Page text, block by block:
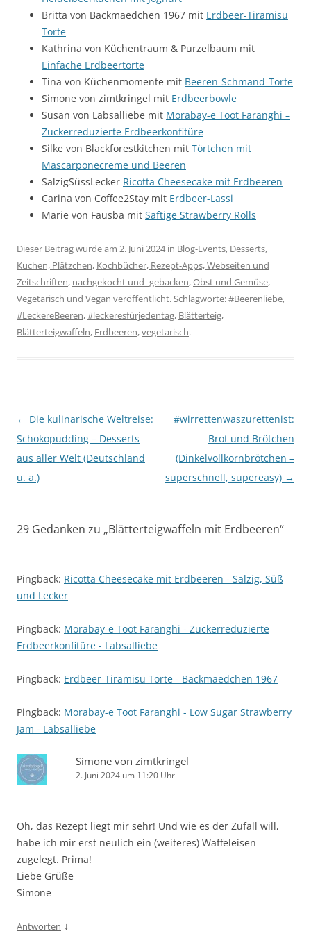
Britta von Backmaedchen 1967 mit Erdbeer-Tiramisu
Torte
Kathrina von Küchentraum & Purzelbaum mit
Einfache Erdbeertorte
Tina von Küchenmomente mit Beeren-Schmand-Torte
Simone von zimtkringel mit Erdbeerbowle
Susan von Labsalliebe mit Morabay-e Toot Faranghi –
Zuckerreduzierte Erdbeerkonfitüre
Silke von Blackforestkitchen mit Törtchen mit
Mascarponecreme und Beeren
SalzigSüssLecker Ricotta Cheesecake mit Erdbeeren
Carina von Coffee2Stay mit Erdbeer-Lassi
Marie von Fausba mit Saftige Strawberry Rolls
Dieser Beitrag wurde am 2. Juni 2024in Blog-Events, Desserts,
Kuchen, Plätzchen, Kochbücher, Rezept-Apps, Webseiten und
Zeitschriften, nachgekocht und -gebacken,Obst und Gemüse,
Vegetarisch und Vegan veröffentlicht. Schlagworte:#Beerenliebe,
#LeckereBeeren,#leckeresfürjedentag, Blätterteig,
Blätterteigwaffeln, Erdbeeren,vegetarisch.
Beitragsnavigation
← Die kulinarische Weltreise:
Schokopudding – Desserts
aus aller Welt (Deutschland
u. a.)
#wirrettenwaszurettenist:
Brot und Brötchen
(Dinkelvollkornbrötchen –
superschnell, supereasy) →
29 Gedanken zu „Blätterteigwaffeln mit Erdbeeren“
Pingback: Ricotta Cheesecake mit Erdbeeren - Salzig, Süß
und Lecker
Pingback: Morabay-e Toot Faranghi - Zuckerreduzierte
Erdbeerkonfitüre - Labsalliebe
Pingback: Erdbeer-Tiramisu Torte - Backmaedchen 1967
Pingback: Morabay-e Toot Faranghi - Low Sugar Strawberry
Jam - Labsalliebe
Simone von zimtkringel
2. Juni 2024 um 11:20 Uhr
Oh, das Rezept liegt mir sehr! Und wie es der Zufall will,
habe ich mir erst neulich ein (weiteres) Waffeleisen
zugelegt. Prima!
Liebe Grüße
Simone
Antworten ↓